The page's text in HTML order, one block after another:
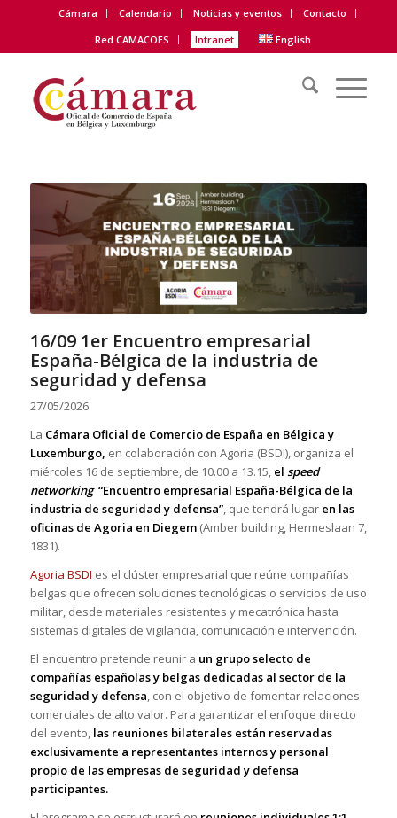
Cámara Calendario Noticias y eventos
Contacto
Red CAMACOES
Intranet English
16/09 1er Encuentro empresarial
España-Bélgica de la industria de
seguridad y defensa
27/05/2026
La Cámara Oficial de Comercio de España en Bélgica y
Luxemburgo, en colaboración con Agoria (BSDI), organiza el
miércoles 16 de septiembre, de 10.00 a 13.15, el speed
networking “Encuentro empresarial España-Bélgica de la
industria de seguridad y defensa”, que tendrá lugar en las
oficinas de Agoria en Diegem(Amber building, Hermeslaan 7,
1831).
Agoria BSDI es el clúster empresarial que reúne compañías
belgas que ofrecen soluciones tecnológicas o servicios de uso
militar, desde materiales resistentes y mecatrónica hasta
sistemas digitales de vigilancia, comunicación e intervención.
El encuentro pretende reunir a un grupo selecto de
compañías españolas y belgas dedicadas al sector de la
seguridad y defensa, con el objetivo de fomentar relaciones
comerciales de alto valor. Para garantizar el enfoque directo
del evento, las reuniones bilaterales están reservadas
exclusivamente a representantes internos y personal
propio de las empresas de seguridad y defensa
participantes.